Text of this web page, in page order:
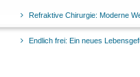
Refraktive Chirurgie: Moderne
Endlich frei: Ein neues